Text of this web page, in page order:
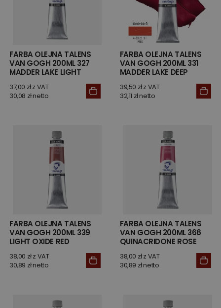
FARBA OLEJNA TALENS
VAN GOGH 200ML 327
MADDER LAKE LIGHT
37,00 zł z VAT
30,08 zł netto
FARBA OLEJNA TALENS
VAN GOGH 200ML 331
MADDER LAKE DEEP
39,50 zł z VAT
32,11 zł netto
FARBA OLEJNA TALENS
VAN GOGH 200ML 339
LIGHT OXIDE RED
38,00 zł z VAT
30,89 zł netto
FARBA OLEJNA TALENS
VAN GOGH 200ML 366
QUINACRIDONE ROSE
38,00 zł z VAT
30,89 zł netto